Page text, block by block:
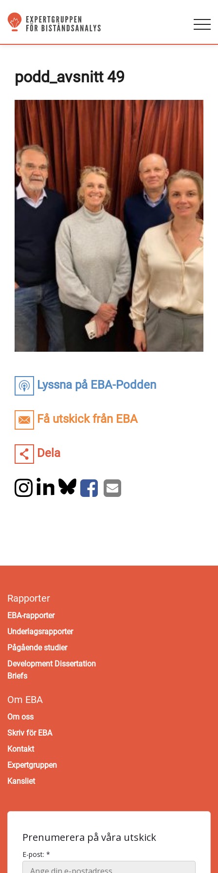
Lyssna på EBA-Podden
Få utskick från EBA
Dela
podd_avsnitt 49
Rapporter
EBA-rapporter
Underlagsrapporter
Pågående studier
Development Dissertation
Briefs
Om EBA
Om oss
Skriv för EBA
Kontakt
Expertgruppen
Kansliet
Prenumerera på våra utskick
E-post: *